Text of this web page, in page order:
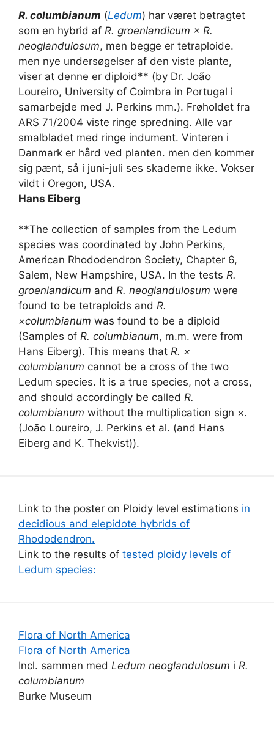
R. columbianum (Ledum) har været betragtet
som en hybrid af R. groenlandicum × R.
neoglandulosum, men begge er tetraploide.
men nye undersøgelser af den viste plante,
viser at denne er diploid** (by Dr. João
Loureiro, University of Coimbra in Portugal i
samarbejde med J. Perkins mm.). Frøholdet fra
ARS 71/2004 viste ringe spredning. Alle var
smalbladet med ringe indument. Vinteren i
Danmark er hård ved planten. men den kommer
sig pænt, så i juni-juli ses skaderne ikke. Vokser
vildt i Oregon, USA.
Hans Eiberg
**The collection of samples from the Ledum
species was coordinated by John Perkins,
American Rhododendron Society, Chapter 6,
Salem, New Hampshire, USA. In the tests R.
groenlandicum and R. neoglandulosum were
found to be tetraploids and R.
×columbianum was found to be a diploid
(Samples of R. columbianum, m.m. were from
Hans Eiberg). This means that R. ×
columbianum cannot be a cross of the two
Ledum species. It is a true species, not a cross,
and should accordingly be called R.
columbianum without the multiplication sign ×.
(João Loureiro, J. Perkins et al. (and Hans
Eiberg and K. Thekvist)).
Link to the poster on Ploidy level estimations in
decidious and elepidote hybrids of
Rhododendron.
Link to the results of tested ploidy levels of
Ledum species:
Flora of North America
Flora of North America
Incl. sammen med Ledum neoglandulosum i R.
columbianum
Burke Museum